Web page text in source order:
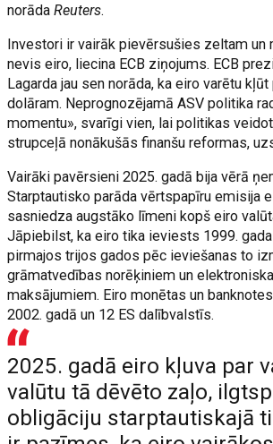
norādaReuters.
Investori ir vairāk pievērsušies zeltam un
nevis eiro, liecina ECB ziņojums. ECB
Lagarda jau sen norāda, ka eiro varētu
dolāram. Neprognozējamā ASV politika
momentu», svarīgi vien, lai politikas
strupceļā nonākušās finanšu reformas,
Vairāki pavērsieni 2025. gadā bija vērā
Starptautisko parāda vērtspapīru emisija
sasniedza augstāko līmeni kopš eiro
Jāpiebilst, ka eiro tika ieviests 1999.
pirmajos trijos gados pēc ieviešanas to
grāmatvedības norēķiniem un
maksājumiem. Eiro monētas un
2002. gadā un 12 ES dalībvalstīs.
2025. gadā eiro kļuva par
valūtu tā dēvēto zaļo,
obligāciju starptautiskajā